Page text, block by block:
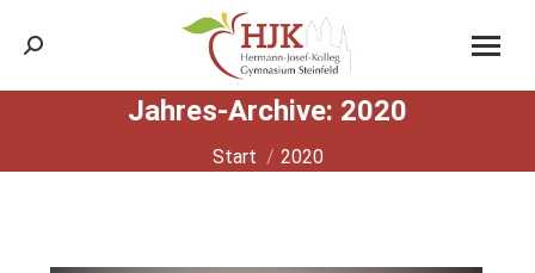
Search:
Jahres-Archive: 2020
Sie befinden sich hier:
Start 2020